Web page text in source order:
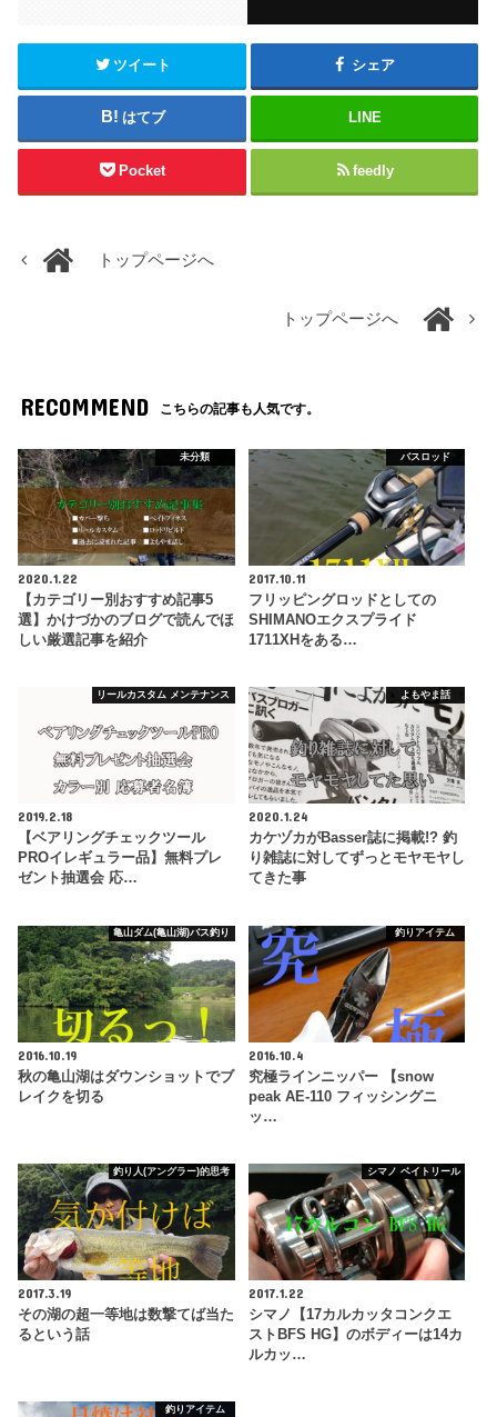
ツイート シェア
はてブ LINE
Pocket feedly
トップページへ
トップページへ
RECOMMEND こちらの記事も人気です。
未分類
2020.1.22
【カテゴリー別おすすめ記事5
選】かけづかのブログで読んでほ
しい厳選記事を紹介
バスロッド
2017.10.11
フリッピングロッドとしての
SHIMANOエクスプライド
1711XHをある…
リールカスタム メンテナンス
2019.2.18
【ベアリングチェックツール
PROイレギュラー品】無料プレ
ゼント抽選会 応…
よもやま話
2020.1.24
カケヅカがBasser誌に掲載!? 釣
り雑誌に対してずっとモヤモヤし
てきた事
亀山ダム(亀山湖)バス釣り
2016.10.19
秋の亀山湖はダウンショットでブ
レイクを切る
釣りアイテム
2016.10.4
究極ラインニッパー 【snow
peak AE-110 フィッシングニ
ッ…
釣り人(アングラー)的思考
2017.3.19
その湖の超一等地は数撃てば当た
るという話
シマノ ベイトリール
2017.1.22
シマノ【17カルカッタコンクエ
ストBFS HG】のボディーは14カ
ルカッ…
釣りアイテム